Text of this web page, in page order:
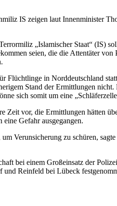
IS zeigen laut Innenminister
„Islamischer Staat“ (IS)
seien, die die Attentäter
Flüchtlinge in Norddeutschland
Stand der Ermittlungen
sich somit um eine
Zeit vor, die Ermittlungen hätten
Gefahr ausgegangen.
Verunsicherung zu schüren,
bei einem Großeinsatz der
Reinfeld bei Lübeck